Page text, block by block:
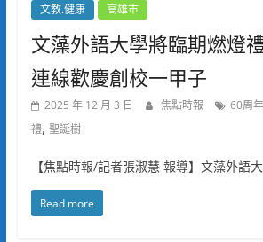
文教.健康 高雄市
文藻外語大學將臨期燃燈
連線歡慶創校一甲子
2025 年 12 月 3 日 焦點時報 60周年
禮, 聖誕樹
【焦點時報/記者張淑慧 報導】文藻外語大
Read more